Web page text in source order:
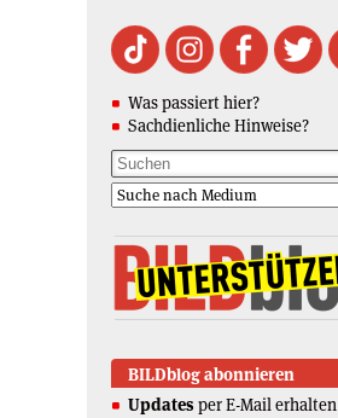
Was passiert hier?
Sachdienliche Hinweise?
BILDblog abonnieren
Updates per E-Mail erhalten